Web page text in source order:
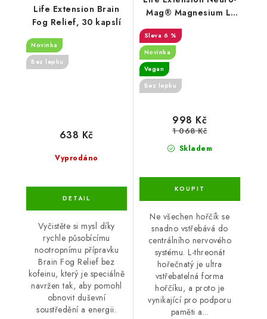
Life Extension Brain
Fog Relief, 30 kapslí
Novinka
Bez lepku
Vyprodáno
638 Kč
Vyčistěte si mysl díky
rychle působícímu
nootropnímu přípravku
Brain Fog Relief bez
kofeinu, který je speciálně
navržen tak, aby pomohl
obnovit duševní
soustředění a energii.
Mag® Magnesium L-
rostlinných kapslí
6 %
Novinka
Vegan
Bez lepku
Skladem
998 Kč
1 068 Kč
Ne všechen hořčík se
snadno vstřebává do
centrálního nervového
systému. L-threonát
hořečnatý je ultra
vstřebatelná forma
hořčíku, a proto je
vynikající pro podporu
paměti a...